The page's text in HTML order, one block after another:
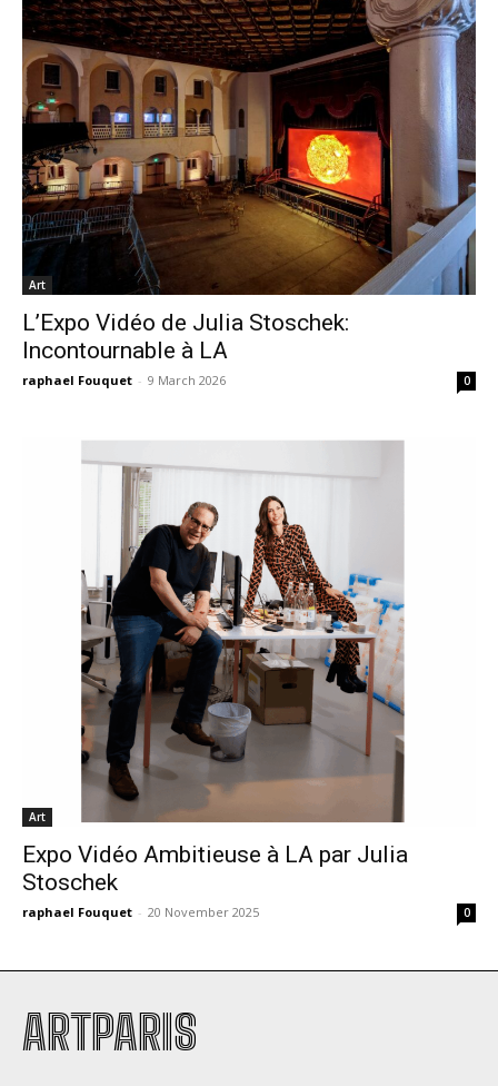
Art
L’Expo Vidéo de Julia Stoschek:
Incontournable à LA
raphael Fouquet - 9 March 2026 0
Art
Expo Vidéo Ambitieuse à LA par Julia
Stoschek
raphael Fouquet - 20 November 2025 0
ARTPARIS